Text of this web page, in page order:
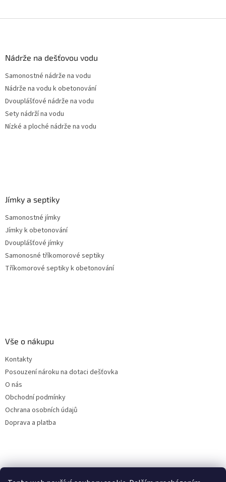
Nádrže na dešťovou vodu
Samonostné nádrže na vodu
Nádrže na vodu k obetonování
Dvouplášťové nádrže na vodu
Sety nádrží na vodu
Nízké a ploché nádrže na vodu
Jímky a septiky
Samonostné jímky
Jímky k obetonování
Dvouplášťové jímky
Samonosné tříkomorové septiky
Tříkomorové septiky k obetonování
Vše o nákupu
Kontakty
Posouzení nároku na dotaci dešťovka
O nás
Obchodní podmínky
Ochrana osobních údajů
Doprava a platba